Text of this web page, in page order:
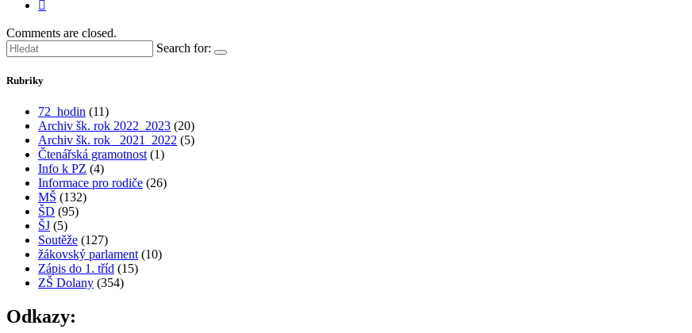
Comments are closed.
Search for:
Rubriky
72_hodin (11)
Archiv šk. rok 2022_2023 (20)
Archiv šk. rok_ 2021_2022 (5)
Čtenářská gramotnost (1)
Info k PZ (4)
Informace pro rodiče (26)
MŠ (132)
ŠD (95)
ŠJ (5)
Soutěže (127)
žákovský parlament (10)
Zápis do 1. tříd (15)
ZŠ Dolany (354)
Odkazy: